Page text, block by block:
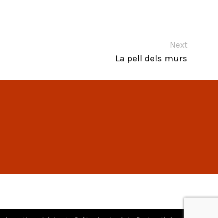
Next
La pell dels murs